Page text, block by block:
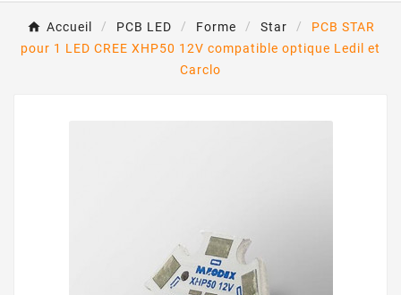
Accueil PCB LED Forme Star
PCB STAR
pour 1 LED CREE XHP50 12V compatible optique Ledil et
Carclo